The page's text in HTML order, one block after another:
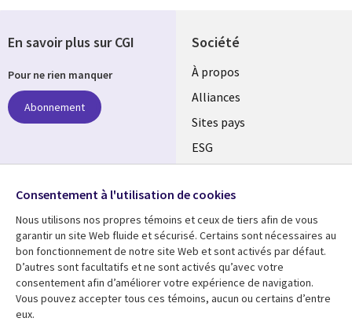
Société
À propos
Alliances
Sites pays
ESG
Fusions
Salle de presse
Ressources
Articles
Support
En savoir plus sur CGI
Pour ne rien manquer
Abonnement
Suivez-nous
Social
Media
Global
FR
Consentement à l'utilisation de cookies
Nous utilisons nos propres témoins et ceux de tiers afin de vous
garantir un site Web fluide et sécurisé. Certains sont nécessaires au
bon fonctionnement de notre site Web et sont activés par défaut.
D’autres sont facultatifs et ne sont activés qu’avec votre
consentement afin d’améliorer votre expérience de navigation.
Vous pouvez accepter tous ces témoins, aucun ou certains d’entre
eux.